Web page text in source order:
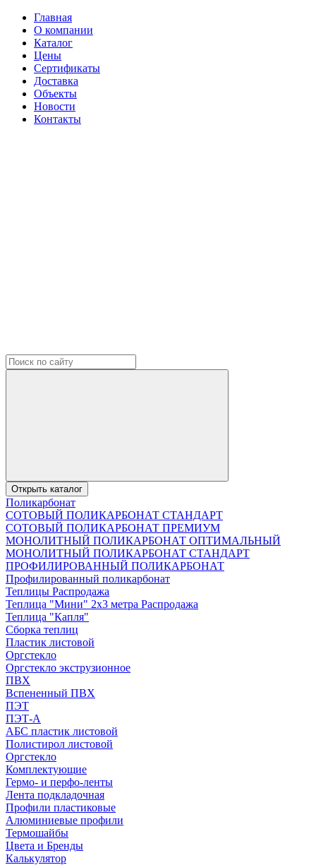
Главная
О компании
Каталог
Цены
Сертификаты
Доставка
Объекты
Новости
Контакты
Открыть каталог
Поликарбонат
СОТОВЫЙ ПОЛИКАРБОНАТ СТАНДАРТ
СОТОВЫЙ ПОЛИКАРБОНАТ ПРЕМИУМ
МОНОЛИТНЫЙ ПОЛИКАРБОНАТ ОПТИМАЛЬНЫЙ
МОНОЛИТНЫЙ ПОЛИКАРБОНАТ СТАНДАРТ
ПРОФИЛИРОВАННЫЙ ПОЛИКАРБОНАТ
Профилированный поликарбонат
Теплицы Распродажа
Теплица "Мини" 2х3 метра Распродажа
Теплица "Капля"
Сборка теплиц
Пластик листовой
Оргстекло
Оргстекло экструзионное
ПВХ
Вспененный ПВХ
ПЭТ
ПЭТ-А
АБС пластик листовой
Полистирол листовой
Оргстекло
Комплектующие
Гермо- и перфо-ленты
Лента подкладочная
Профили пластиковые
Алюминиевые профили
Термошайбы
Цвета и Бренды
Калькулятор